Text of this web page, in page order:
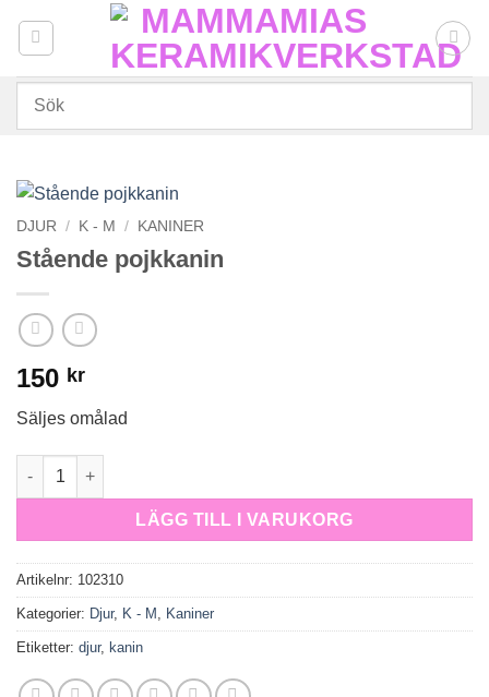
DJUR / K - M / KANINER
Stående pojkkanin
150 kr
Säljes omålad
Stående pojkkanin mängd
LÄGG TILL I VARUKORG
Artikelnr: 102310
Kategorier: Djur, K - M , Kaniner
Etiketter: djur, kanin